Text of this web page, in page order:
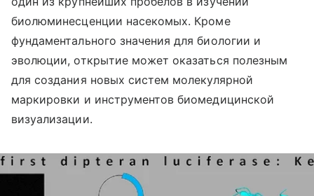
биолюминесценции насекомых. Кроме
фундаментального значения для биологии и
эволюции, открытие может оказаться полезным
для создания новых систем молекулярной
маркировки и инструментов биомедицинской
визуализации.